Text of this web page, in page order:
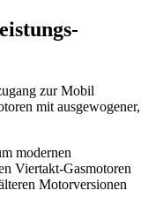
zur Mobil
mit ausgewogener,
modernen
Viertakt-Gasmotoren
Motorversionen